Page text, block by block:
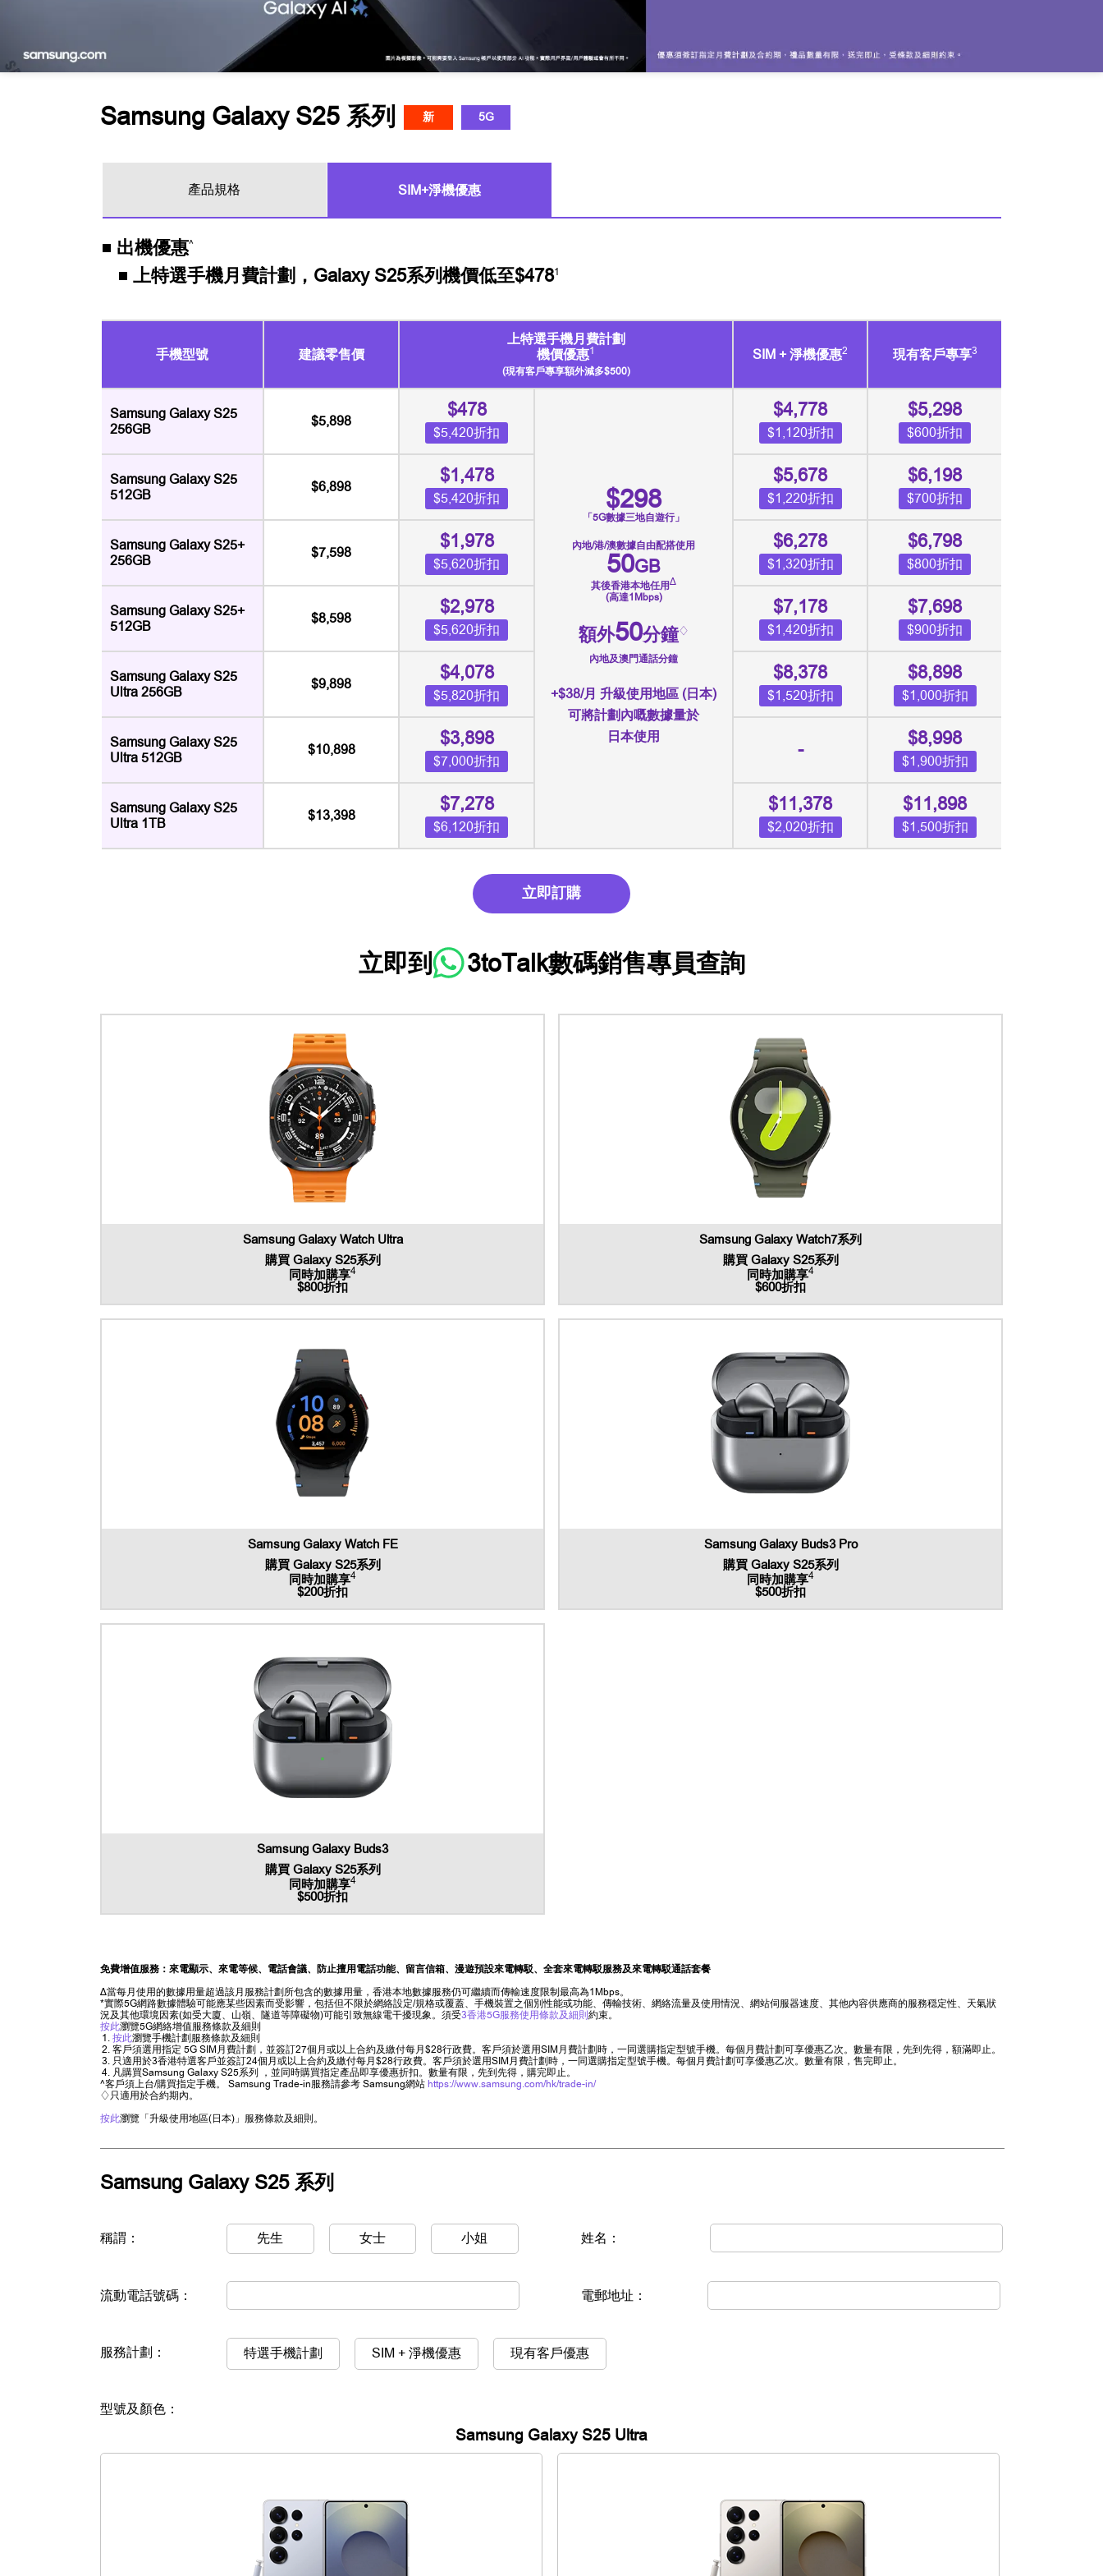
Samsung Galaxy S25 系列 新 5G
產品規格 SIM+淨機優惠
出機優惠^
上特選手機月費計劃，Galaxy S25系列機價低至$4781
手機型號 建議零售價
上特選手機月費計劃
機價優惠1
(現有客戶專享額外減多$500)
SIM + 淨機優惠2 現有客戶專享3
Samsung Galaxy S25
256GB
$5,898
$478
$5,420折扣
$298
「5G數據三地自遊行」
內地/港/澳數據自由配搭使用
50GB
其後香港本地任用∆
(高達1Mbps)
額外50分鐘♢
內地及澳門通話分鐘
+$38/月 升級使用地區 (日本)
可將計劃內嘅數據量於
日本使用
$4,778
$1,120折扣
$5,298
$600折扣
Samsung Galaxy S25
512GB
$6,898
$1,478
$5,420折扣
$5,678
$1,220折扣
$6,198
$700折扣
Samsung Galaxy S25+
256GB
$7,598
$1,978
$5,620折扣
$6,278
$1,320折扣
$6,798
$800折扣
Samsung Galaxy S25+
512GB
$8,598
$2,978
$5,620折扣
$7,178
$1,420折扣
$7,698
$900折扣
Samsung Galaxy S25
Ultra 256GB
$9,898
$4,078
$5,820折扣
$8,378
$1,520折扣
$8,898
$1,000折扣
Samsung Galaxy S25
Ultra 512GB
$10,898
$3,898
$7,000折扣
-
$8,998
$1,900折扣
Samsung Galaxy S25
Ultra 1TB
$13,398
$7,278
$6,120折扣
$11,378
$2,020折扣
$11,898
$1,500折扣
立即訂購
立即到 3toTalk數碼銷售專員查詢
Samsung Galaxy Watch Ultra
購買 Galaxy S25系列
同時加購享4
$800折扣
Samsung Galaxy Watch7系列
購買 Galaxy S25系列
同時加購享4
$600折扣
Samsung Galaxy Watch FE
購買 Galaxy S25系列
同時加購享4
$200折扣
Samsung Galaxy Buds3 Pro
購買 Galaxy S25系列
同時加購享4
$500折扣
Samsung Galaxy Buds3
購買 Galaxy S25系列
同時加購享4
$500折扣
免費增值服務：來電顯示、來電等候、電話會議、防止擅用電話功能、留言信箱、漫遊預設來電轉駁、全套來電轉駁服務及來電轉駁通話套餐
∆當每月使用的數據用量超過該月服務計劃所包含的數據用量，香港本地數據服務仍可繼續而傳輸速度限制最高為1Mbps。
*實際5G網路數據體驗可能應某些因素而受影響，包括但不限於網絡設定/規格或覆蓋、手機裝置之個別性能或功能、傳輸技術、網絡流量及使用情況、網站伺服器速度、其他內容供應商的服務穏定性、天氣狀
況及其他環境因素(如受大廈、山嶺、隧道等障礙物)可能引致無線電干擾現象。須受3香港5G服務使用條款及細則 約束。
按此瀏覽5G網絡增值服務條款及細則
按此瀏覽手機計劃服務條款及細則
客戶須選用指定 5G SIM月費計劃，並簽訂27個月或以上合約及繳付每月$28行政費。客戶須於選用SIM月費計劃時，一同選購指定型號手機。每個月費計劃可享優惠乙次。數量有限，先到先得，額滿即止。
只適用於3香港特選客戶並簽訂24個月或以上合約及繳付每月$28行政費。客戶須於選用SIM月費計劃時，一同選購指定型號手機。每個月費計劃可享優惠乙次。數量有限，售完即止。
凡購買Samsung Galaxy S25系列 ，並同時購買指定產品即享優惠折扣。數量有限，先到先得，購完即止。
^客戶須上台/購買指定手機。 Samsung Trade-in服務請參考 Samsung網站 https://www.samsung.com/hk/trade-in/
♢只適用於合約期內。
按此瀏覽「升級使用地區(日本)」服務條款及細則。
Samsung Galaxy S25 系列
稱謂： 先生 女士 小姐 姓名：
流動電話號碼： 電郵地址：
服務計劃： 特選手機計劃 SIM + 淨機優惠 現有客戶優惠
型號及顏色：
Samsung Galaxy S25 Ultra